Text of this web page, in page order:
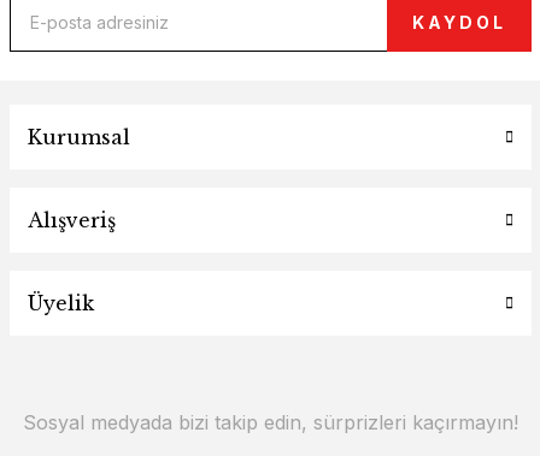
KAYDOL
Kurumsal
Alışveriş
Üyelik
Sosyal medyada bizi takip edin, sürprizleri kaçırmayın!